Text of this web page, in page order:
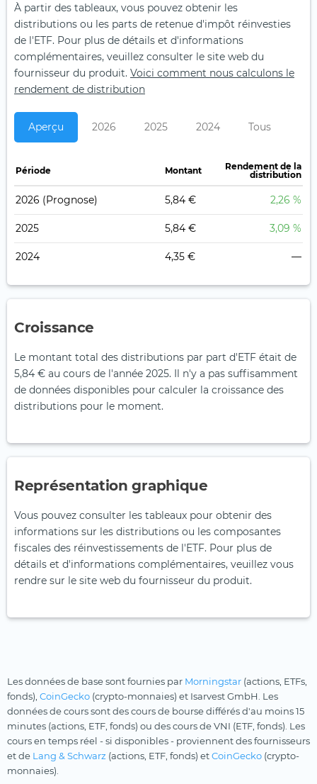
À partir des tableaux, vous pouvez obtenir les
distributions ou les parts de retenue d'impôt réinvesties
de l'ETF. Pour plus de détails et d'informations
complémentaires, veuillez consulter le site web du
fournisseur du produit. Voici comment nous calculons le
rendement de distribution
Aperçu 2026 2025 2024 Tous
Période Montant
Rendement de la
distribution
2026 (Prognose) 5,84 € 2,26 %
2025 5,84 € 3,09 %
2024 4,35 € —
Croissance
Le montant total des distributions par part d'ETF était de
5,84 € au cours de l'année 2025. Il n'y a pas suffisamment
de données disponibles pour calculer la croissance des
distributions pour le moment.
Représentation graphique
Vous pouvez consulter les tableaux pour obtenir des
informations sur les distributions ou les composantes
fiscales des réinvestissements de l'ETF. Pour plus de
détails et d'informations complémentaires, veuillez vous
rendre sur le site web du fournisseur du produit.
Les données de base sont fournies par Morningstar (actions, ETFs,
fonds), CoinGecko (crypto-monnaies) et Isarvest GmbH. Les
données de cours sont des cours de bourse différés d'au moins 15
minutes (actions, ETF, fonds) ou des cours de VNI (ETF, fonds). Les
cours en temps réel - si disponibles - proviennent des fournisseurs
et de Lang & Schwarz (actions, ETF, fonds) etCoinGecko (crypto-
monnaies).